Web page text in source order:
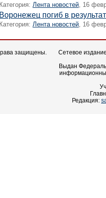
Категория: Лента новостей, 16
Воронежец погиб в
Категория: Лента новостей, 16
защищены.
Сетевое
Выдан
Редакция: